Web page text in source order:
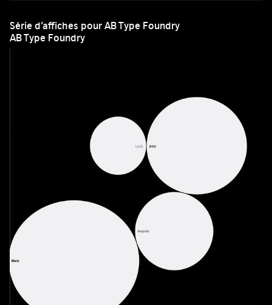
Série d’affiches pour AB Type Foundry
AB Type Foundry